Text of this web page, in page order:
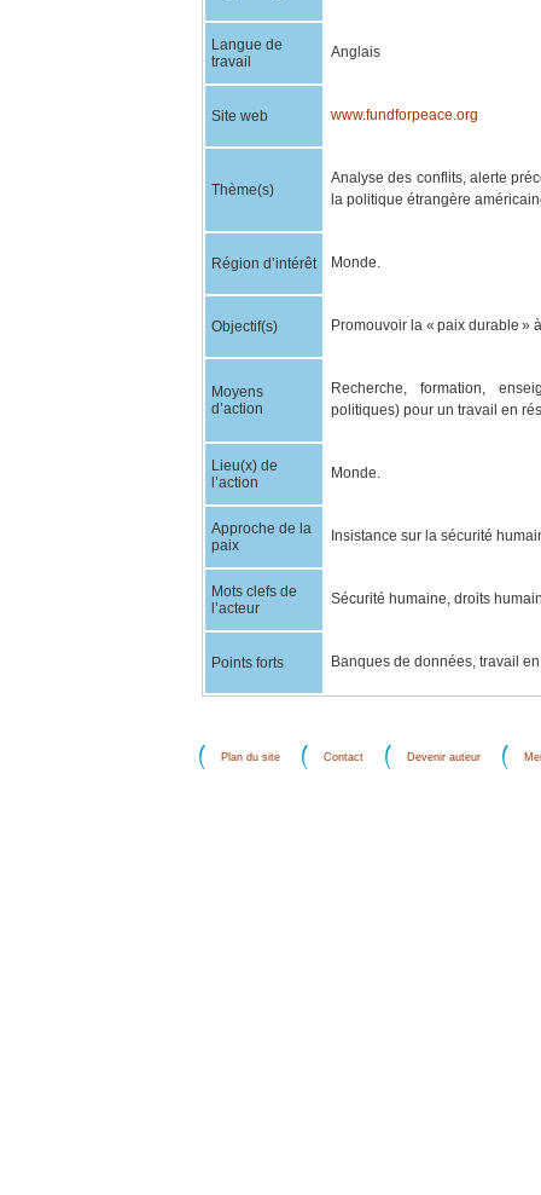
Langue de
travail
Anglais
Site web www.fundforpeace.org
Thème(s)
Analyse des conflits, alerte
la politique étrangère
Région d’intérêt Monde.
Objectif(s) Promouvoir la « paix durable »
Moyens
d’action
Recherche, formation,
politiques) pour un travail en
Lieu(x) de
l’action
Monde.
Approche de la
paix
Insistance sur la sécurité
Mots clefs de
l’acteur
Sécurité humaine, droits
Points forts Banques de données, travail
Plan du site Contact Devenir auteur